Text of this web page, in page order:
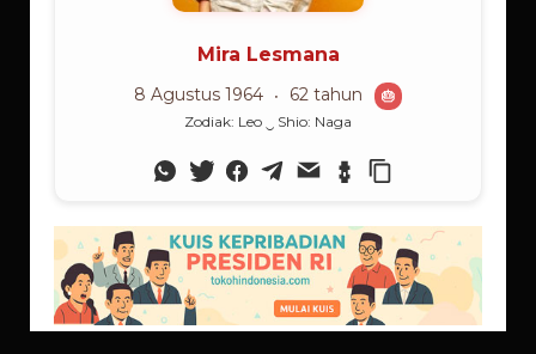
Ateng
8 Agustus 1942 84 tahun
Zodiak: Leo ‿ Shio: Kuda